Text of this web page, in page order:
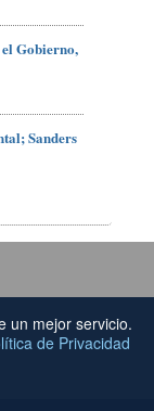
Gobierno,
Sanders
un mejor servicio.
de Privacidad